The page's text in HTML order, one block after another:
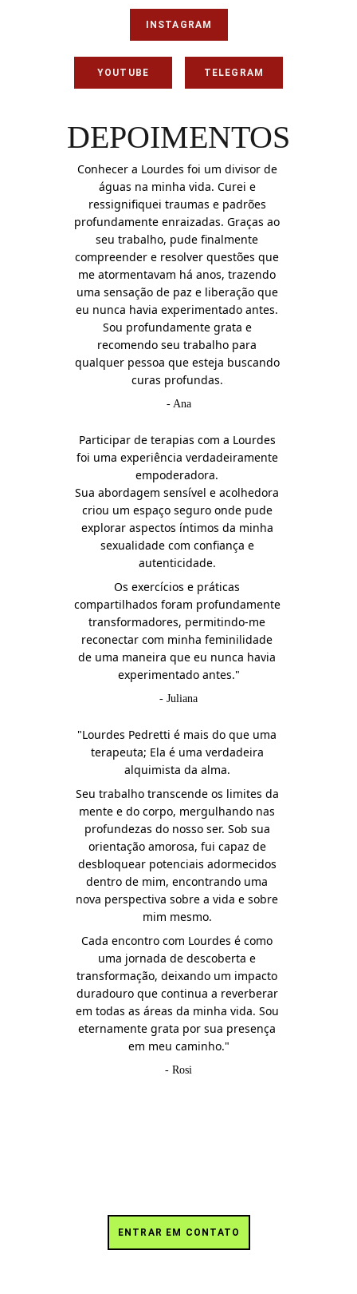
INSTAGRAM
YOUTUBE TELEGRAM
"Lourdes Pedretti é mais do que uma
terapeuta; Ela é uma verdadeira
alquimista da alma.
Seu trabalho transcende os limites da
mente e do corpo, mergulhando nas
profundezas do nosso ser. Sob sua
orientação amorosa, fui capaz de
desbloquear potenciais adormecidos
dentro de mim, encontrando uma
nova perspectiva sobre a vida e sobre
mim mesmo.
Cada encontro com Lourdes é como
uma jornada de descoberta e
transformação, deixando um impacto
duradouro que continua a reverberar
em todas as áreas da minha vida. Sou
eternamente grata por sua presença
em meu caminho."
- Rosi
DEPOIMENTOS
Participar de terapias com a Lourdes
foi uma experiência verdadeiramente
empoderadora.
Sua abordagem sensível e acolhedora
criou um espaço seguro onde pude
explorar aspectos íntimos da minha
sexualidade com confiança e
autenticidade.
Os exercícios e práticas
compartilhados foram profundamente
transformadores, permitindo-me
reconectar com minha feminilidade
de uma maneira que eu nunca havia
experimentado antes."
- Juliana
Conhecer a Lourdes foi um divisor de
águas na minha vida. Curei e
ressignifiquei traumas e padrões
profundamente enraizadas. Graças ao
seu trabalho, pude finalmente
compreender e resolver questões que
me atormentavam há anos, trazendo
uma sensação de paz e liberação que
eu nunca havia experimentado antes.
Sou profundamente grata e
recomendo seu trabalho para
qualquer pessoa que esteja buscando
curas profundas.
- Ana
ENTRAR EM CONTATO